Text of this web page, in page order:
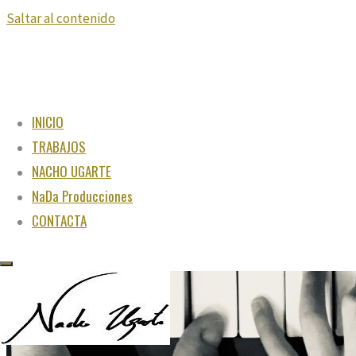
Saltar al contenido
INICIO
TRABAJOS
NACHO UGARTE
NaDa Producciones
CONTACTA
"Juega